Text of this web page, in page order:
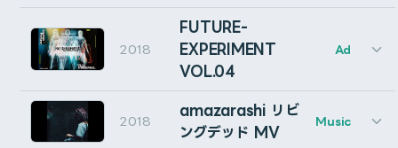
Activation Failure (E3) … Boothの注文番号が間違って
Activation Failure (E4) … Boothの注文番号の問い合わ
せに失敗しました。
Lyric : Vagary 编曲：纪粹希(G-Tracy)
Mix：纪粹希(G-Tracy) 贺鑫（杭州乐舞音乐工作室）
Recording：Sailwav Music 塞瓦音乐
Producer：纪粹希(G-Tracy)
Director/3DCG: Creative Collective FATIMA
Video Design/VFX: Satsuki, Cumuloworks
Choreographer: Yuka Araki
VIDEOSALON 2020年5月号の表紙・中表紙のグラフィ
ックを提供させていただきました。
#36daysoftype!
Music : Making Waves - melodysheep (under CC BY
Collaborators : Asteroid (0), Llynona (1),
子ども見守りサービス「まもレール」エリア拡大入会キャ
ンペーン映像のアニメーションを株式会社ナナメで担当し
ました。
2018
FUTURE-
EXPERIMENT
VOL.04
Ad
2018
amazarashi リビ
ングデッド MV
Music